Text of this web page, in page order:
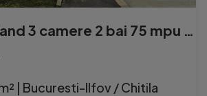
Chitila Kaufland 3 camere 2 bai 75 mpu centrala parcare
| Bucuresti-Ilfov / Chitila